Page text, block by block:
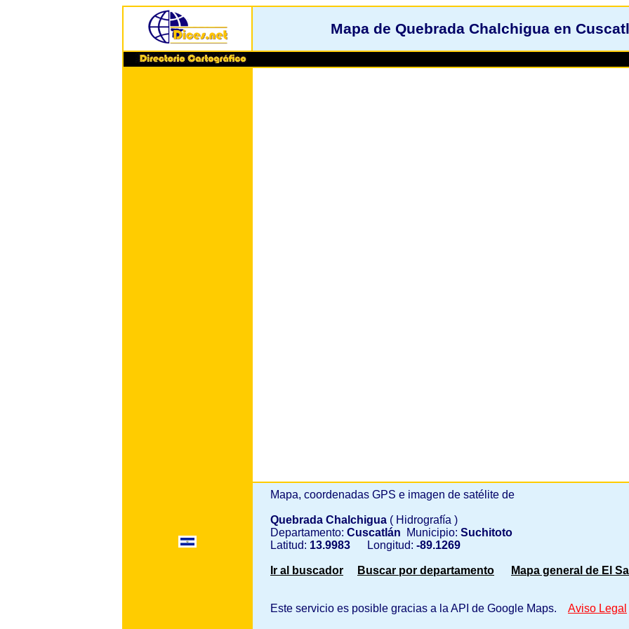
Mapa de Quebrada Chalchigua en
Mapa, coordenadas GPS e imagen de satélite de
Quebrada Chalchigua ( Hidrografía )
Departamento: Cuscatlán Municipio: Suchitoto
Latitud: 13.9983 Longitud: -89.1269
Ir al buscador Buscar por departamento Mapa general de El
Este servicio es posible gracias a la API de Google Maps. Aviso Legal